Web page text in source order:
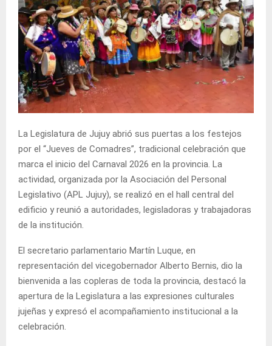
La Legislatura de Jujuy abrió sus puertas a los festejos
por el “Jueves de Comadres”, tradicional celebración que
marca el inicio del Carnaval 2026 en la provincia. La
actividad, organizada por la Asociación del Personal
Legislativo (APL Jujuy), se realizó en el hall central del
edificio y reunió a autoridades, legisladoras y trabajadoras
de la institución.
El secretario parlamentario Martín Luque, en
representación del vicegobernador Alberto Bernis, dio la
bienvenida a las copleras de toda la provincia, destacó la
apertura de la Legislatura a las expresiones culturales
jujeñas y expresó el acompañamiento institucional a la
celebración.